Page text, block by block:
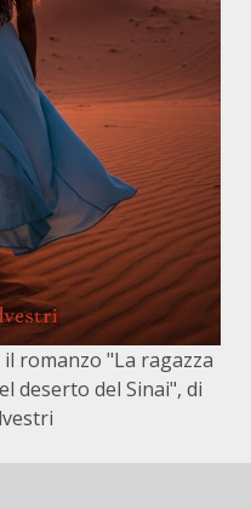
romanzo "La ragazza
deserto del Sinai", di